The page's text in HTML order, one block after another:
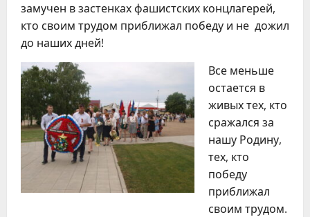
замучен в застенках фашистских концлагерей,
кто своим трудом приближал победу и не дожил
до наших дней!
Все меньше
остается в
живых тех, кто
сражался за
нашу Родину,
тех, кто
победу
приближал
своим трудом.